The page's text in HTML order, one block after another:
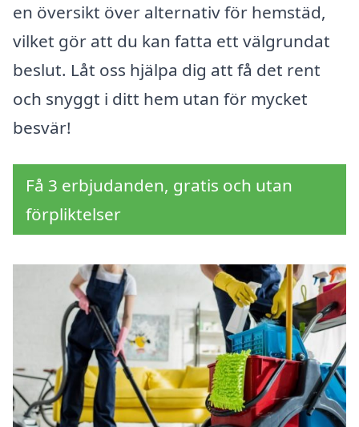
en översikt över alternativ för hemstäd,
vilket gör att du kan fatta ett välgrundat
beslut. Låt oss hjälpa dig att få det rent
och snyggt i ditt hem utan för mycket
besvär!
Få 3 erbjudanden, gratis och utan
förpliktelser